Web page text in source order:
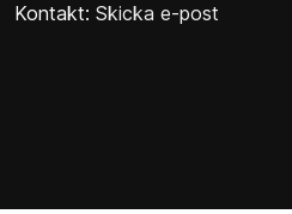
Kontakt: Skicka e-post